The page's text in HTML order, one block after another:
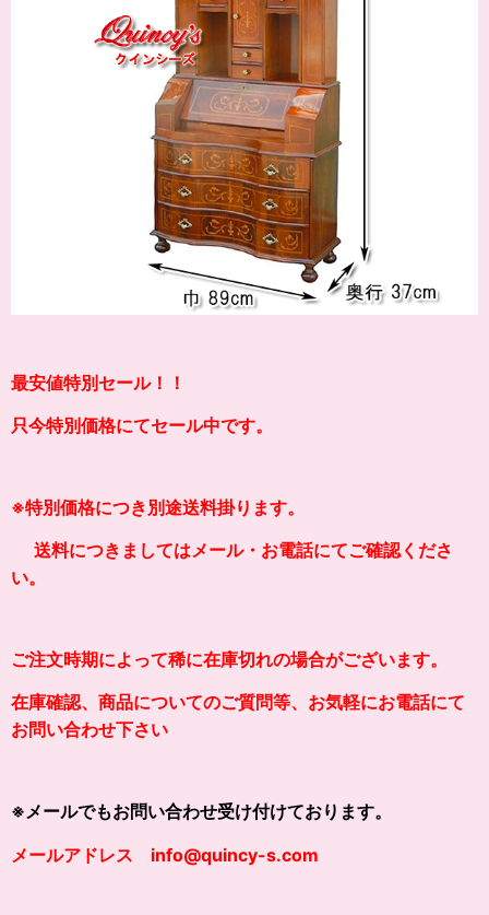
最安値特別セール！！
只今特別価格にてセール中です。
※特別価格につき別途送料掛り ます。
送料につきましてはメール・お電話にてご確認くださ
い。
ご注文時期によって稀に在庫切れの場合がございます。
在庫確認、商品についてのご質問等、お気軽にお電話にて
お問い合わせ下さい
※メールでもお問い合わせ受け付けております。
メールアドレス info@quincy-s.com